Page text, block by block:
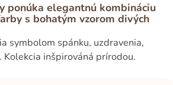
ponúka elegantnú kombináciu
s bohatým vzorom divých
symbolom spánku, uzdravenia,
Kolekcia inšpirováná prírodou.